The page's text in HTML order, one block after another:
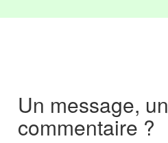
Un message, un
commentaire ?